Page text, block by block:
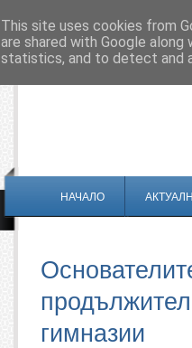
НАЧАЛО
продължител
гимназии
This site uses cookies from
are shared with Google
statistics, and to detect and